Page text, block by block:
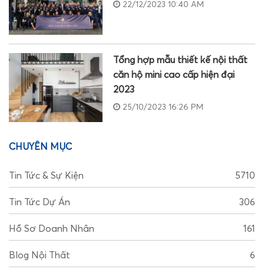
22/12/2023 10:40 AM
Tổng hợp mẫu thiết kế nội thất
căn hộ mini cao cấp hiện đại
2023
25/10/2023 16:26 PM
CHUYÊN MỤC
Tin Tức & Sự Kiện 5710
Tin Tức Dự Án 306
Hồ Sơ Doanh Nhân 161
Blog Nội Thất 6